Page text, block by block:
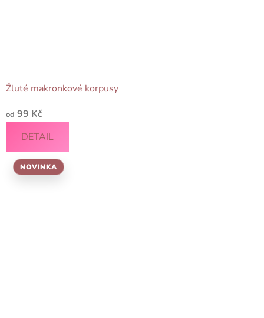
Žluté makronkové korpusy
od 99 Kč
DETAIL
NOVINKA